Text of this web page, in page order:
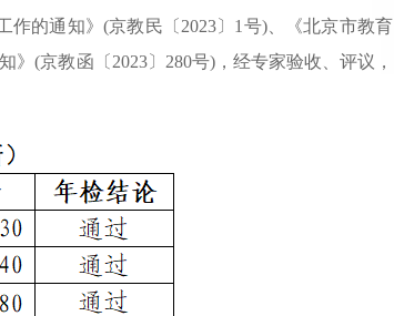
的通知》(京教民〔2023〕1号)、《北京市教育
(京教函〔2023〕280号)，经专家验收、评议，